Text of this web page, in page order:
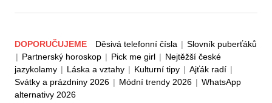
DOPORUČUJEME Děsivá telefonní čísla | Slovník puberťáků
| Partnerský horoskop | Pick me girl | Nejtěžší české
jazykolamy | Láska a vztahy | Kulturní tipy | Ajťák radí |
Svátky a prázdniny 2026 | Módní trendy 2026 | WhatsApp
alternativy 2026